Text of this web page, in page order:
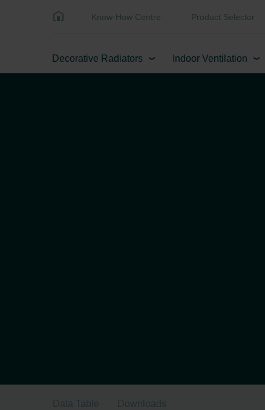
Know-How Centre Product Selector
Decorative Radiators Indoor Ventilation
Data Table Downloads